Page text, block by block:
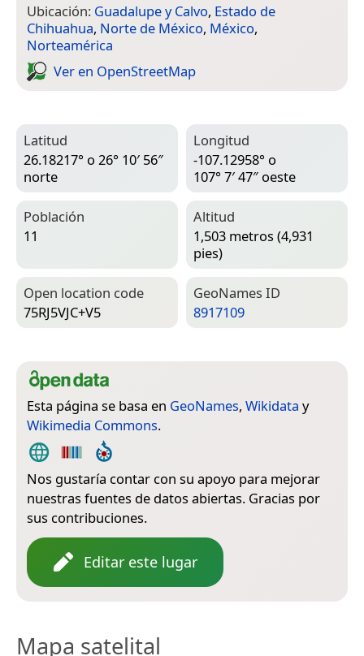
Ubicación: Guadalupe y Calvo, Estado de
Chihuahua, Norte de México, México,
Norteamérica
Ver en Open­Street­Map
Latitud
26.18217° o 26° 10′ 56″
norte
Longitud
-107.12958° o
107° 7′ 47″ oeste
Población
11
Altitud
1,503 metros (4,931
pies)
Open location code
75RJ5VJC+V5
Geo­Names ID
8917109
Esta página se basa en GeoNames, Wikidata y
Wikimedia Commons.
Nos gustaría contar con su apoyo para mejorar
nuestras fuentes de datos abiertas. Gracias por
sus contribuciones.
Editar este lugar
Mapa satelital